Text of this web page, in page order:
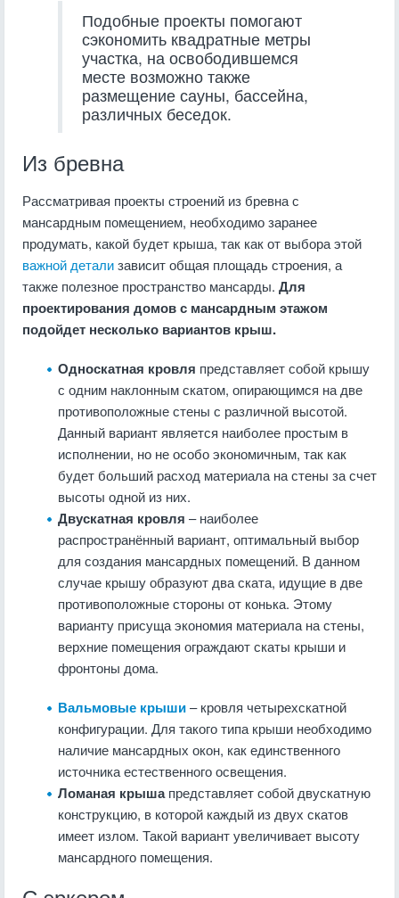
Подобные проекты помогают
сэкономить квадратные метры
участка, на освободившемся
месте возможно также
размещение сауны, бассейна,
различных беседок.
Из бревна
Рассматривая проекты строений из бревна с
мансардным помещением, необходимо заранее
продумать, какой будет крыша, так как от выбора этой
важной детализависит общая площадь строения, а
также полезное пространство мансарды. Для
проектирования домов с мансардным этажом
подойдет несколько вариантов крыш.
Односкатная кровля представляет собой крышу
с одним наклонным скатом, опирающимся на две
противоположные стены с различной высотой.
Данный вариант является наиболее простым в
исполнении, но не особо экономичным, так как
будет больший расход материала на стены за счет
высоты одной из них.
Двускатная кровля – наиболее
распространённый вариант, оптимальный выбор
для создания мансардных помещений. В данном
случае крышу образуют два ската, идущие в две
противоположные стороны от конька. Этому
варианту присуща экономия материала на стены,
верхние помещения ограждают скаты крыши и
фронтоны дома.
Вальмовые крыши– кровля четырехскатной
конфигурации. Для такого типа крыши необходимо
наличие мансардных окон, как единственного
источника естественного освещения.
Ломаная крышапредставляет собой двускатную
конструкцию, в которой каждый из двух скатов
имеет излом. Такой вариант увеличивает высоту
мансардного помещения.